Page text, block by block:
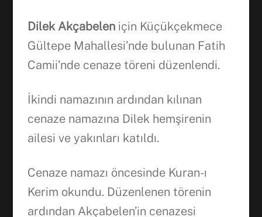
Dilek Akçabelen için Küçükçekmece
Gültepe Mahallesi’nde bulunan Fatih
Camii’nde cenaze töreni düzenlendi.
İkindi namazının ardından kılınan
cenaze namazına Dilek hemşirenin
ailesi ve yakınları katıldı.
Cenaze namazı öncesinde Kuran-ı
Kerim okundu. Düzenlenen törenin
ardından Akçabelen’in cenazesi